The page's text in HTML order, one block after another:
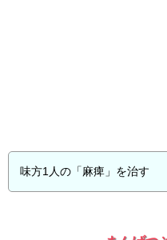
味方1人の「麻痺」を治す